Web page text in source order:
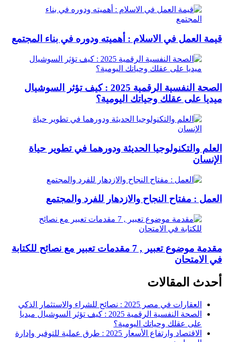
قيمة العمل في الاسلام : أهميته ودوره في بناء المجتمع
الصحة النفسية الرقمية 2025 : كيف تؤثر السوشيال
ميديا على عقلك وحياتك اليومية؟
العلم والتكنولوجيا الحديثة ودورهما في تطوير حياة
الإنسان
العمل : مفتاح النجاح والازدهار للفرد والمجتمع
مقدمة موضوع تعبير , 7 مقدمات تعبير مع نصائح للكتابة
في الامتحان
أحدث المقالات
العقارات في مصر 2025 : نصائح للشراء والاستثمار الذكي
الصحة النفسية الرقمية 2025 : كيف تؤثر السوشيال ميديا
على عقلك وحياتك اليومية؟
الاقتصاد وارتفاع الأسعار 2025 : طرق عملية للتوفير وإدارة